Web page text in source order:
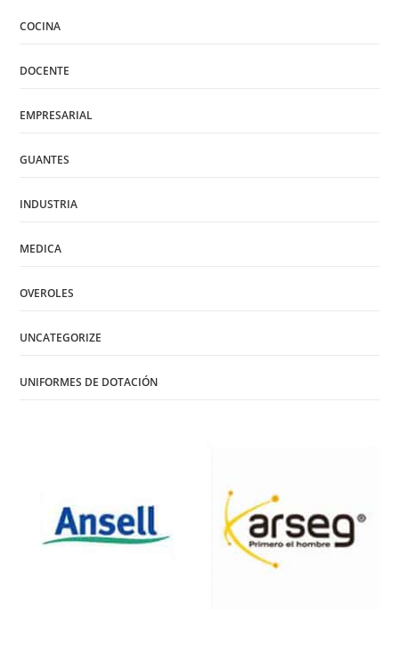
COCINA
DOCENTE
EMPRESARIAL
GUANTES
INDUSTRIA
MEDICA
OVEROLES
UNCATEGORIZE
UNIFORMES DE DOTACIÓN